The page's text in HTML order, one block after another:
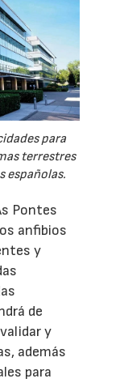
para
terrestres
españolas.
Pontes
anfibios
y
de
y
además
para